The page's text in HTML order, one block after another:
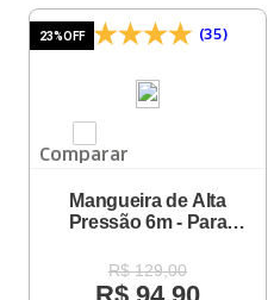
(35)
Comparar
Mangueira de Alta
Pressão 6m - Para
23%OFF
R$ 129,00